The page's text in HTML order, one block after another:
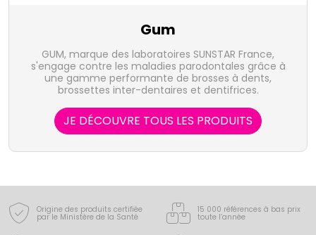
Gum
GUM, marque des laboratoires SUNSTAR France,
s'engage contre les maladies parodontales grâce à
une gamme performante de brosses à dents,
brossettes inter-dentaires et dentifrices.
JE DÉCOUVRE TOUS LES PRODUITS
Origine des produits certifiée
par le Ministère de la Santé
15 000 références à bas prix
toute l’année